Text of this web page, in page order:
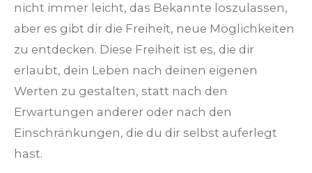
nicht immer leicht, das Bekannte loszulassen,
aber es gibt dir die Freiheit, neue Möglichkeiten
zu entdecken. Diese Freiheit ist es, die dir
erlaubt, dein Leben nach deinen eigenen
Werten zu gestalten, statt nach den
Erwartungen anderer oder nach den
Einschränkungen, die du dir selbst auferlegt
hast.